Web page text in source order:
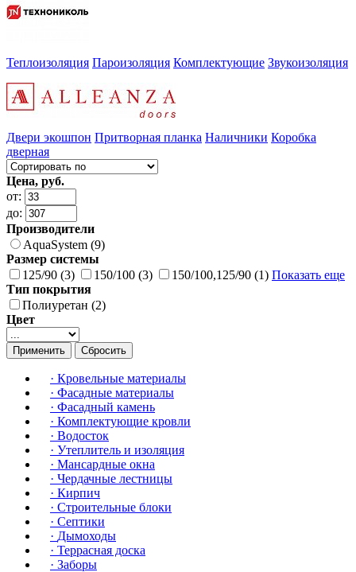
Теплоизоляция Пароизоляция Комплектующие Звукоизоляция
Двери экошпон Притворная планка Наличники Коробка
дверная
Цена, руб.
от:
до:
Производители
AquaSystem (9)
Размер системы
125/90 (3)
150/100 (3) 150/100,125/90 (1) Показать еще
Тип покрытия
Полиуретан (2)
Цвет
Применить Сбросить
· Кровельные материалы
· Фасадные материалы
· Фасадный камень
· Комплектующие кровли
· Водосток
· Утеплитель и изоляция
· Мансардные окна
· Чердачные лестницы
· Кирпич
· Строительные блоки
· Септики
· Дымоходы
· Террасная доска
· Заборы